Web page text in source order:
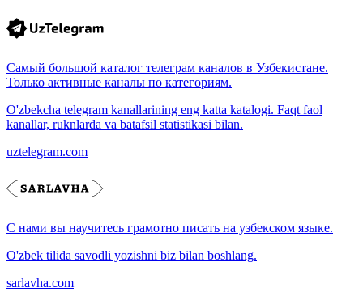
Самый большой каталог телеграм каналов в Узбекистане.
Только активные каналы по категориям.
O'zbekcha telegram kanallarining eng katta katalogi. Faqt faol
kanallar, ruknlarda va batafsil statistikasi bilan.
uztelegram.com
С нами вы научитесь грамотно писать на узбекском языке.
O'zbek tilida savodli yozishni biz bilan boshlang.
sarlavha.com